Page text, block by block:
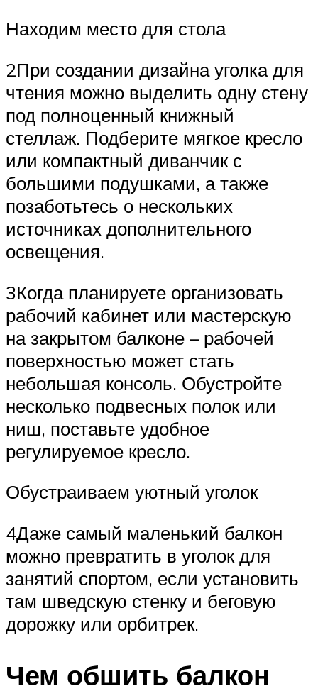
Находим место для стола
2При создании дизайна уголка для
чтения можно выделить одну стену
под полноценный книжный
стеллаж. Подберите мягкое кресло
или компактный диванчик с
большими подушками, а также
позаботьтесь о нескольких
источниках дополнительного
освещения.
3Когда планируете организовать
рабочий кабинет или мастерскую
на закрытом балконе – рабочей
поверхностью может стать
небольшая консоль. Обустройте
несколько подвесных полок или
ниш, поставьте удобное
регулируемое кресло.
Обустраиваем уютный уголок
4Даже самый маленький балкон
можно превратить в уголок для
занятий спортом, если установить
там шведскую стенку и беговую
дорожку или орбитрек.
Чем обшить балкон